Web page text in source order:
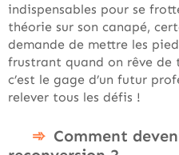
indispensables pour se
théorie sur son canapé,
demande de mettre les
frustrant quand on rêve
c’est le gage d’un futur
relever tous les défis !
Comment